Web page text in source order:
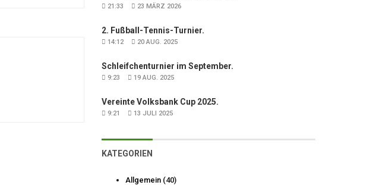
21:33 23 MÄRZ 2026
2. Fußball-Tennis-Turnier.
14:12 20 AUG. 2025
Schleifchenturnier im September.
9:23 19 AUG. 2025
Vereinte Volksbank Cup 2025.
9:21 13 JULI 2025
KATEGORIEN
Allgemein (40)